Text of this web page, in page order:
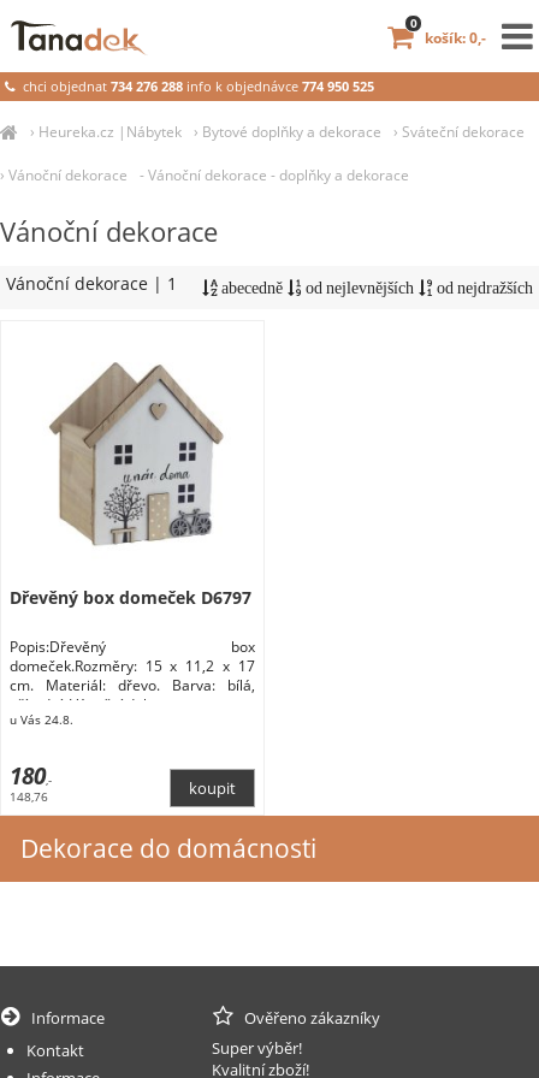
› Heureka.cz |Nábytek › Bytové doplňky a dekorace › Sváteční dekorace
› Vánoční dekorace - Vánoční dekorace - doplňky a dekorace
Vánoční dekorace
abecedně od nejlevnějších od nejdražších
Vánoční dekorace | 1
Dřevěný box domeček D6797
Popis:Dřevěný box
domeček.Rozměry: 15 x 11,2 x 17
cm. Materiál: dřevo. Barva: bílá,
přírodní. Vánoční dekorace
u Vás 24.8.
180,-
148,76
Dekorace do domácnosti
chci objednat734 276 288 info k objednávce 774 950 525
košík: 0,-
0
Informace
Kontakt
Ověřeno zákazníky
Super výběr!
Kvalitní zboží!